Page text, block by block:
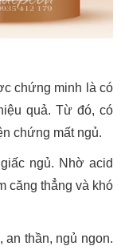
chứng minh là có
quả. Từ đó, có
chứng mất ngủ.
ngủ. Nhờ acid
căng thẳng và khó
an thần, ngủ ngon.